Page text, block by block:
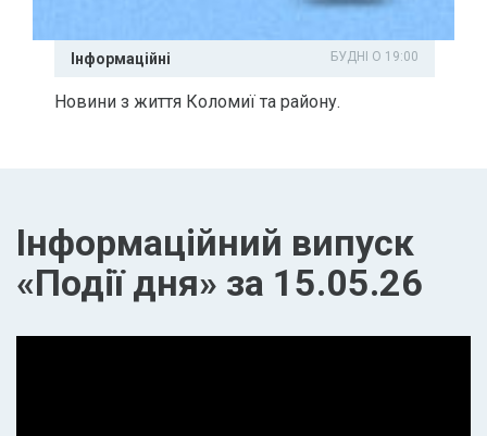
Інформаційні БУДНІ О 19:00
Новини з життя Коломиї та району.
Інформаційний випуск
«Події дня» за 15.05.26